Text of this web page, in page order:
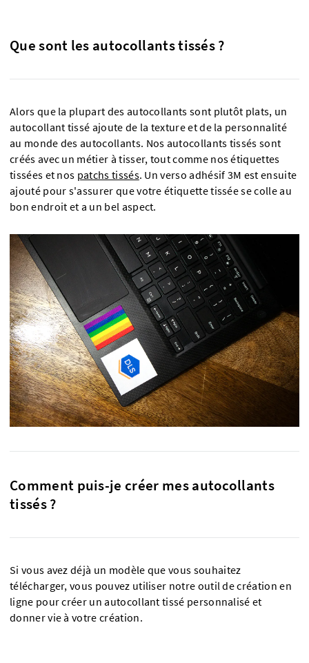
Que sont les autocollants tissés ?
Alors que la plupart des autocollants sont plutôt plats, un
autocollant tissé ajoute de la texture et de la personnalité
au monde des autocollants. Nos autocollants tissés sont
créés avec un métier à tisser, tout comme nos étiquettes
tissées et nos patchs tissés. Un verso adhésif 3M est ensuite
ajouté pour s'assurer que votre étiquette tissée se colle au
bon endroit et a un bel aspect.
Comment puis-je créer mes autocollants
tissés ?
Si vous avez déjà un modèle que vous souhaitez
télécharger, vous pouvez utiliser notre outil de création en
ligne pour créer un autocollant tissé personnalisé et
donner vie à votre création.